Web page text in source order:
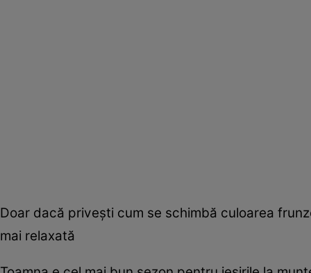
Doar dacă priveşti cum se schimbă culoarea
mai relaxată